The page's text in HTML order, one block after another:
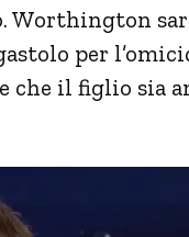
Worthington
per
che il figlio sia